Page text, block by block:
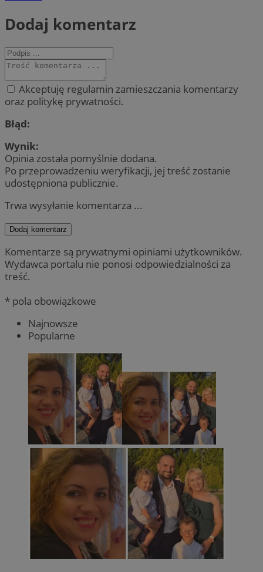
Dodaj komentarz
Akceptuję regulamin zamieszczania komentarzy
oraz politykę prywatności.
Błąd:
Wynik:
Opinia została pomyślnie dodana.
Po przeprowadzeniu weryfikacji, jej treść zostanie
udostępniona publicznie.
Trwa wysyłanie komentarza ...
Dodaj komentarz
Komentarze są prywatnymi opiniami użytkowników.
Wydawca portalu nie ponosi odpowiedzialności za
treść.
* pola obowiązkowe
Najnowsze
Popularne